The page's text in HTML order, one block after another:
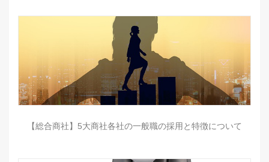
【総合商社】5大商社各社の一般職の採用と特徴について